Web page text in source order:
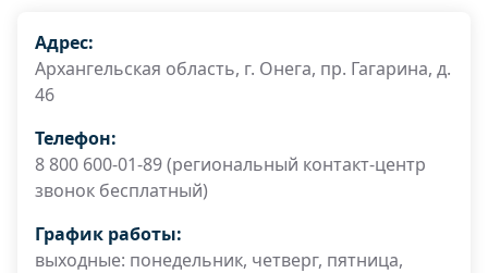
Адрес:
Архангельская область, г. Онега, пр. Гагарина, д.
46
Телефон:
8 800 600-01-89 (региональный контакт-центр
звонок бесплатный)
График работы:
выходные: понедельник, четверг, пятница,